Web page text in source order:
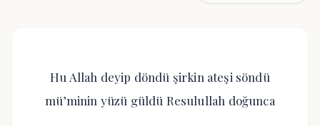
Hu Allah deyip döndü şirkin ateşi söndü
mü’minin yüzü güldü Resulullah doğunca